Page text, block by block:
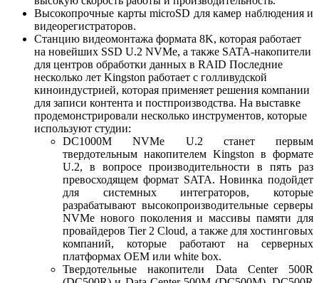
Высокопрочные карты microSD для камер наблюдения и
видеорегистраторов.
Станцию видеомонтажа формата 8K, которая работает
на новейших SSD U.2 NVMe, а также SATA-накопители
для центров обработки данных в RAID Последние
несколько лет Kingston работает с голливудской
киноиндустрией, которая применяет решения компании
для записи контента и постпроизводства. На выставке
продемонстрировали несколько инструментов, которые
используют студии:
DC1000M NVMe U.2 станет первым
твердотельным накопителем Kingston в формате
U.2, в вопросе производительности в пять раз
превосходящем формат SATA. Новинка подойдет
для системных интеграторов, которые
разрабатывают высокопроизводительные серверы
NVMe нового поколения и массивы памяти для
провайдеров Tier 2 Cloud, а также для хостинговых
компаний, которые работают на серверных
платформах OEM или white box.
Твердотельные накопители Data Center 500R